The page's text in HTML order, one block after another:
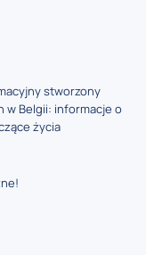
stworzony
w Belgii: informacje o
życia